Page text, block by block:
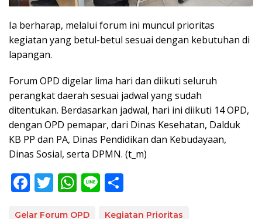
Ia berharap, melalui forum ini muncul prioritas
kegiatan yang betul-betul sesuai dengan kebutuhan di
lapangan.
Forum OPD digelar lima hari dan diikuti seluruh
perangkat daerah sesuai jadwal yang sudah
ditentukan. Berdasarkan jadwal, hari ini diikuti 14 OPD,
dengan OPD pemapar, dari Dinas Kesehatan, Dalduk
KB PP dan PA, Dinas Pendidikan dan Kebudayaan,
Dinas Sosial, serta DPMN. (t_m)
F T W Li
Gelar Forum OPD
Kegiatan Prioritas